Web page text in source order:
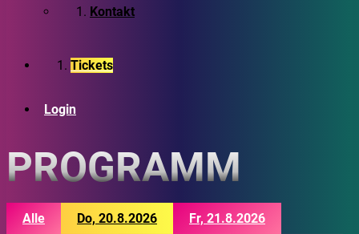
Kontakt
Tickets
Login
PROGRAMM
Alle Do, 20.8.2026 Fr, 21.8.2026